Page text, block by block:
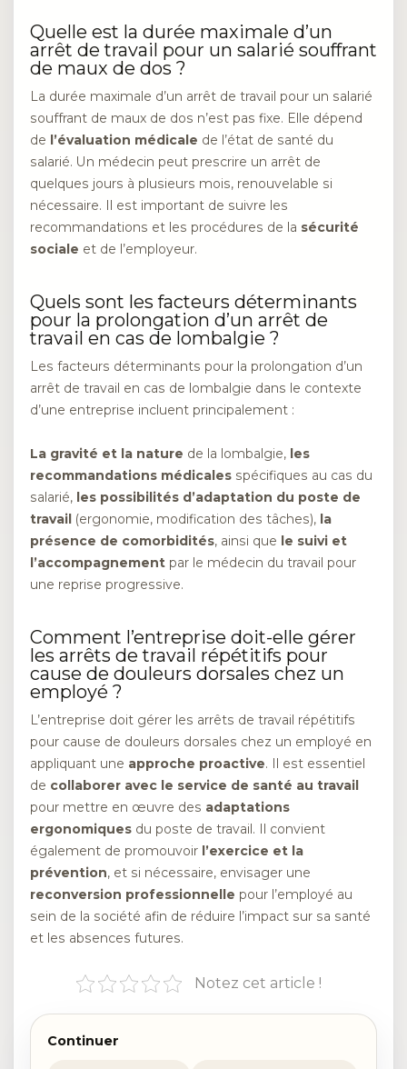
Quelle est la durée maximale d’un
arrêt de travail pour un salarié souffrant
de maux de dos ?
La durée maximale d’un arrêt de travail pour un salarié
souffrant de maux de dos n’est pas fixe. Elle dépend
de l’évaluation médicale de l’état de santé du
salarié. Un médecin peut prescrire un arrêt de
quelques jours à plusieurs mois, renouvelable si
nécessaire. Il est important de suivre les
recommandations et les procédures de la sécurité
sociale et de l’employeur.
Quels sont les facteurs déterminants
pour la prolongation d’un arrêt de
travail en cas de lombalgie ?
Les facteurs déterminants pour la prolongation d’un
arrêt de travail en cas de lombalgie dans le contexte
d’une entreprise incluent principalement :
La gravité et la nature de la lombalgie, les
recommandations médicales spécifiques au cas du
salarié, les possibilités d’adaptation du poste de
travail (ergonomie, modification des tâches), la
présence de comorbidités, ainsi que le suivi et
l’accompagnement par le médecin du travail pour
une reprise progressive.
Comment l’entreprise doit-elle gérer
les arrêts de travail répétitifs pour
cause de douleurs dorsales chez un
employé ?
L’entreprise doit gérer les arrêts de travail répétitifs
pour cause de douleurs dorsales chez un employé en
appliquant une approche proactive. Il est essentiel
de collaborer avec le service de santé au travail
pour mettre en œuvre des adaptations
ergonomiques du poste de travail. Il convient
également de promouvoir l’exercice et la
prévention, et si nécessaire, envisager une
reconversion professionnelle pour l’employé au
sein de la société afin de réduire l’impact sur sa santé
et les absences futures.
Notez cet article !
Continuer